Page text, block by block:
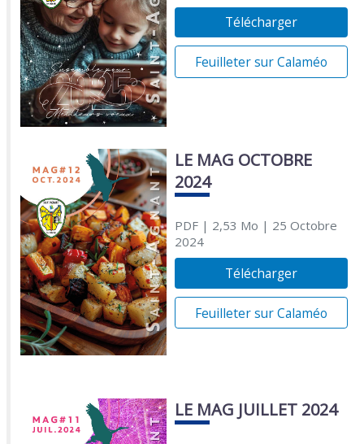
Télécharger
Feuilleter sur Calaméo
LE MAG OCTOBRE
2024
PDF| 2,53 Mo | 25 Octobre
2024
Télécharger
Feuilleter sur Calaméo
LE MAG JUILLET 2024